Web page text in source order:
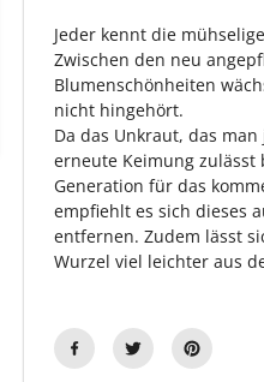
Jeder kennt die
Zwischen den neu
Blumenschönheiten
nicht hingehört.
Da das Unkraut, das
erneute Keimung zulässt
Generation für das
empfiehlt es sich dieses
entfernen. Zudem lässt
Wurzel viel leichter aus